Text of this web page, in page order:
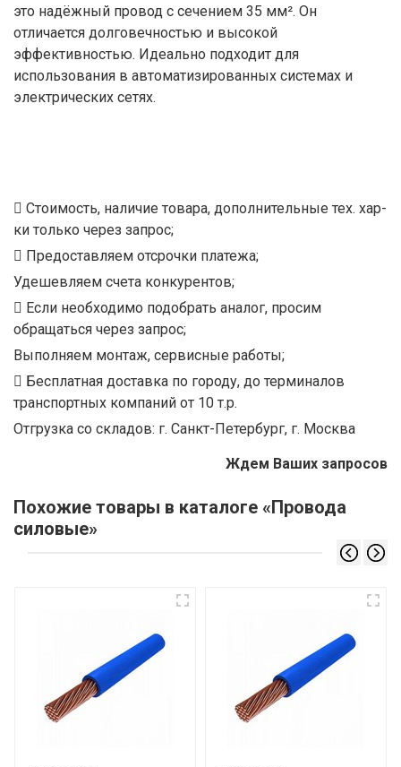
это надёжный провод с сечением 35 мм². Он
отличается долговечностью и высокой
эффективностью. Идеально подходит для
использования в автоматизированных системах и
электрических сетях.
Стоимость, наличие товара, дополнительные тех. хар-
ки только через запрос;
Предоставляем отсрочки платежа;
Удешевляем счета конкурентов;
Если необходимо подобрать аналог, просим
обращаться через запрос;
Выполняем монтаж, сервисные работы;
Бесплатная доставка по городу, до терминалов
транспортных компаний от 10 т.р.
Отгрузка со складов: г. Санкт-Петербург, г. Москва
Ждем Ваших запросов
Похожие товары в каталоге «Провода
силовые»